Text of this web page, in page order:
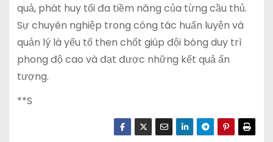
quả, phát huy tối đa tiềm năng của từng cầu thủ.
Sự chuyên nghiệp trong công tác huấn luyện và
quản lý là yếu tố then chốt giúp đội bóng duy trì
phong độ cao và đạt được những kết quả ấn
tượng.
**S